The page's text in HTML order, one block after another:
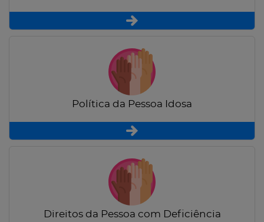
Política da Pessoa Idosa
Direitos da Pessoa com Deficiência